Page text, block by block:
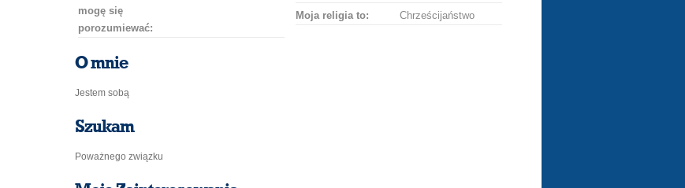
mogę się
porozumiewać:
Moja religia to:
Chrześcijaństwo
O mnie
Jestem sobą
Szukam
Poważnego związku